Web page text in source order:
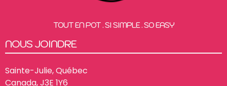
TOUT EN POT . SI SIMPLE . SO EASY
NOUS JOINDRE
Sainte-Julie, Québec
Canada, J3E 1Y6